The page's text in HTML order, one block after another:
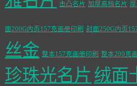
击凸名片 加厚高档名片
面200G内页157克画册印刷 封面250G内页
丝金 整本157克画册印刷 整本200克
珍珠光名片 绒面